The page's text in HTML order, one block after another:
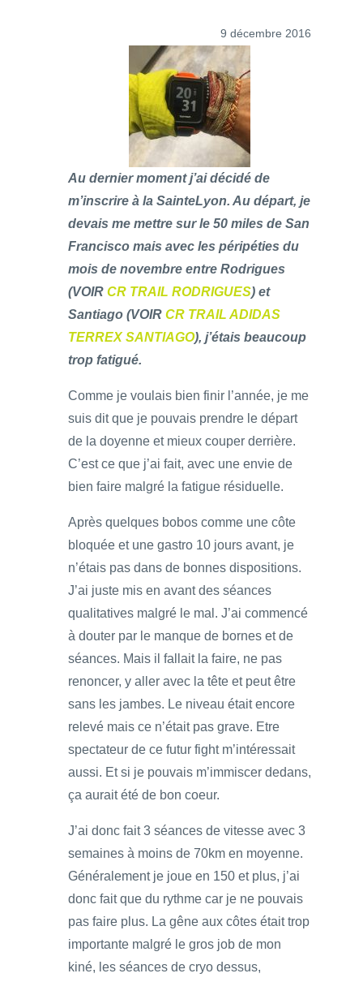
9 décembre 2016
Au dernier moment j’ai décidé de
m’inscrire à la SainteLyon. Au départ, je
devais me mettre sur le 50 miles de San
Francisco mais avec les péripéties du
mois de novembre entre Rodrigues
(VOIR CR TRAIL RODRIGUES) et
Santiago (VOIR CR TRAIL ADIDAS
TERREX SANTIAGO), j’étais beaucoup
trop fatigué.
Comme je voulais bien finir l’année, je me
suis dit que je pouvais prendre le départ
de la doyenne et mieux couper derrière.
C’est ce que j’ai fait, avec une envie de
bien faire malgré la fatigue résiduelle.
Après quelques bobos comme une côte
bloquée et une gastro 10 jours avant, je
n’étais pas dans de bonnes dispositions.
J’ai juste mis en avant des séances
qualitatives malgré le mal. J’ai commencé
à douter par le manque de bornes et de
séances. Mais il fallait la faire, ne pas
renoncer, y aller avec la tête et peut être
sans les jambes. Le niveau était encore
relevé mais ce n’était pas grave. Etre
spectateur de ce futur fight m’intéressait
aussi. Et si je pouvais m’immiscer dedans,
ça aurait été de bon coeur.
J’ai donc fait 3 séances de vitesse avec 3
semaines à moins de 70km en moyenne.
Généralement je joue en 150 et plus, j’ai
donc fait que du rythme car je ne pouvais
pas faire plus. La gêne aux côtes était trop
importante malgré le gros job de mon
kiné, les séances de cryo dessus,